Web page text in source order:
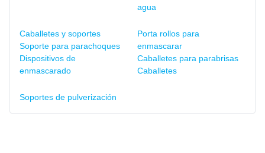
agua
Caballetes y soportes
Soporte para parachoques
Dispositivos de
enmascarado
Porta rollos para
enmascarar
Caballetes para parabrisas
Caballetes
Soportes de pulverización